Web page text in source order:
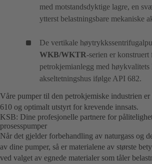
med motstandsdyktige lagre, en
ytterst belastningsbare mekaniske
De vertikale
WKB/WKTR-serien er
petrokjemianlegg med høykvalitets
akseltetningshus ifølge API 682.
Våre pumper til den petrokjemiske industrien
610 og optimalt utstyrt for krevende innsats.
KSB: Dine profesjonelle partnere for
prosesspumper
Når det gjelder forbehandling av naturgass og
av dine pumper, så er materialene av største
ved valget av egnede materialer som tåler